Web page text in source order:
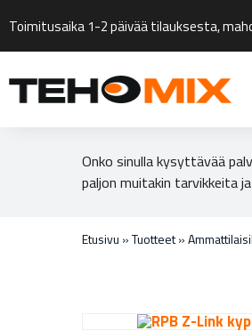
Toimitusaika 1-2 päivää tilauksesta,
Onko sinulla kysyttävää
paljon muitakin tarvikkeita
Etusivu »Tuotteet»